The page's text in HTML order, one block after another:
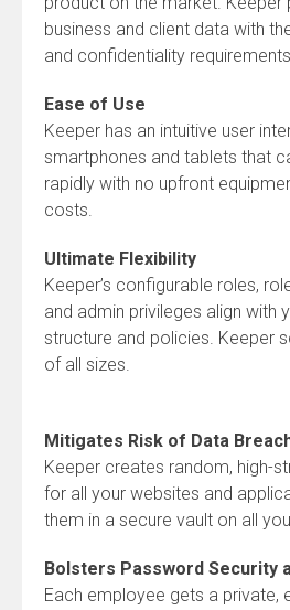
business and client data with
and confidentiality
Ease of Use
Keeper has an intuitive user
smartphones and tablets that
rapidly with no upfront
costs.
Ultimate Flexibility
Keeper’s configurable roles,
and admin privileges align with
structure and policies. Keeper
of all sizes.
Mitigates Risk of Data
Keeper creates random, high-
for all your websites and
them in a secure vault on all
Bolsters Password Security
Each employee gets a private,